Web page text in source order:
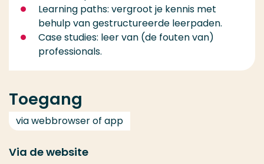
Learning paths: vergroot je kennis met
behulp van gestructureerde leerpaden.
Case studies: leer van (de fouten van)
professionals.
Toegang
via webbrowser of app
Via de website